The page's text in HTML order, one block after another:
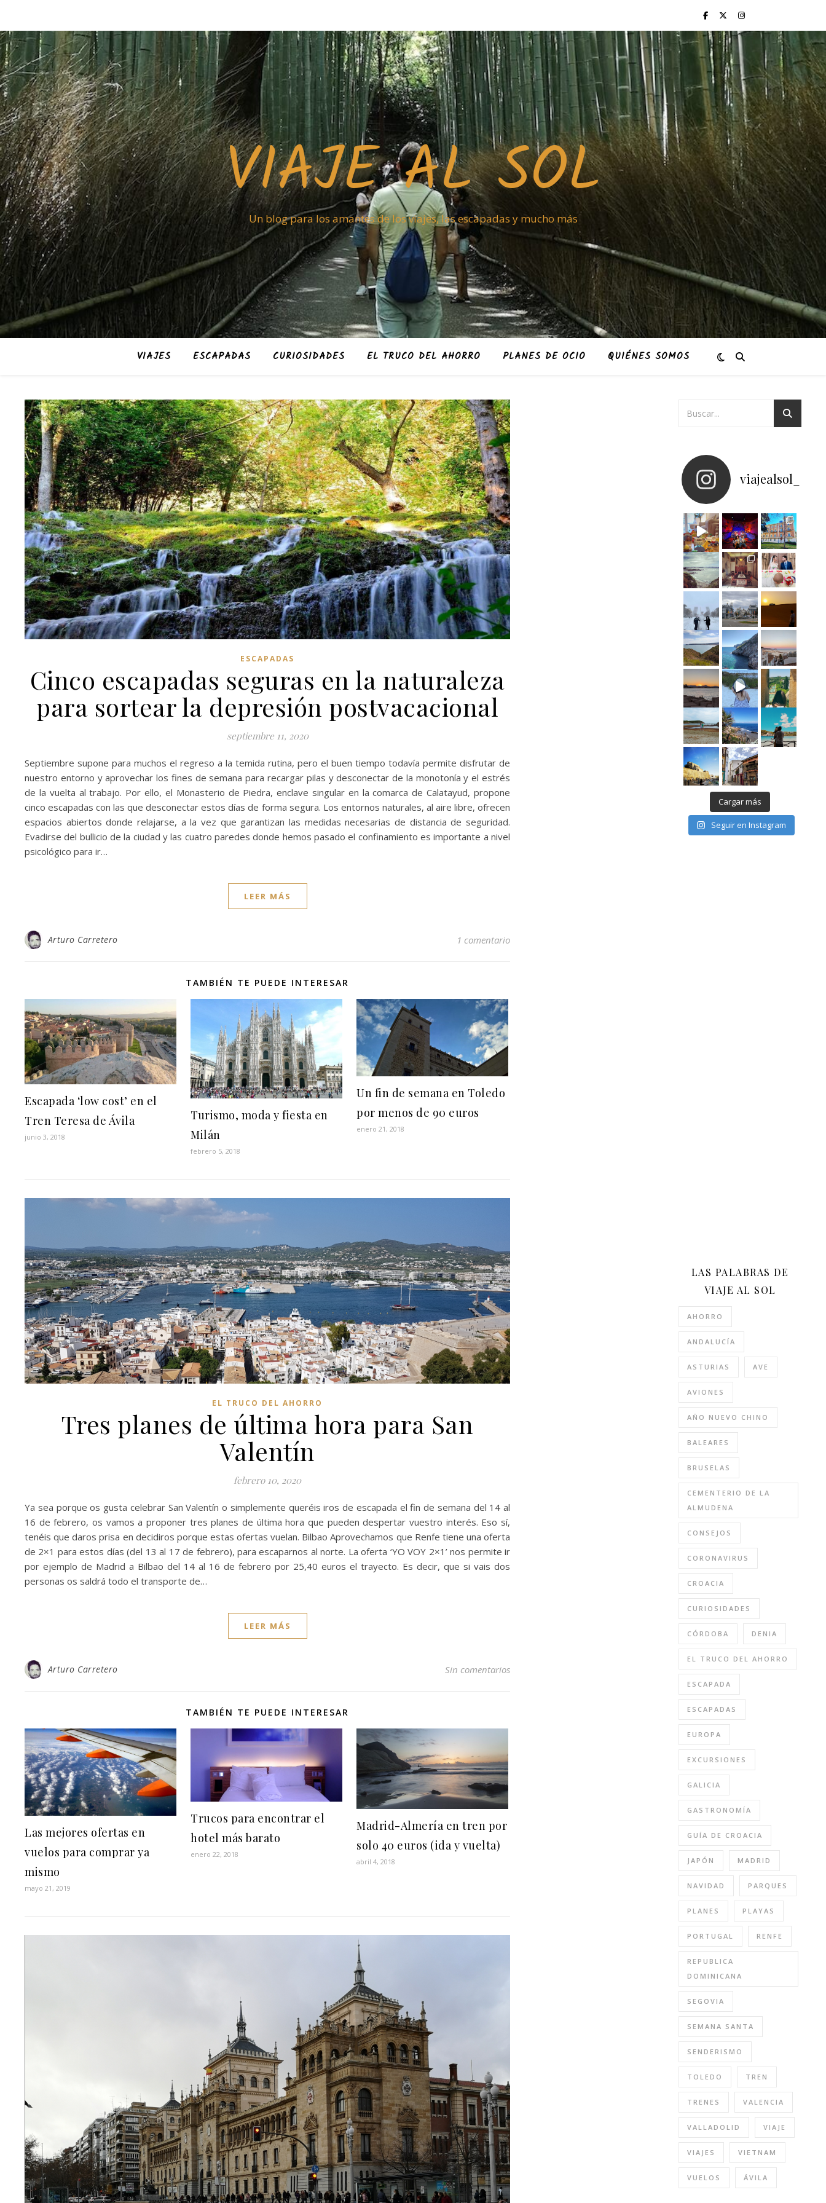
VIAJE AL SOL
Un blog para los amantes de los viajes, las escapadas y mucho más
VIAJES ESCAPADAS CURIOSIDADES EL TRUCO DEL AHORRO PLANES DE OCIO QUIÉNES SOMOS
ESCAPADAS
Cinco escapadas seguras en la naturaleza
para sortear la depresión postvacacional
septiembre 11, 2020
Septiembre supone para muchos el regreso a la temida rutina, pero el buen tiempo todavía permite disfrutar de
nuestro entorno y aprovechar los fines de semana para recargar pilas y desconectar de la monotonía y el estrés
de la vuelta al trabajo. Por ello, el Monasterio de Piedra, enclave singular en la comarca de Calatayud, propone
cinco escapadas con las que desconectar estos días de forma segura. Los entornos naturales, al aire libre, ofrecen
espacios abiertos donde relajarse, a la vez que garantizan las medidas necesarias de distancia de seguridad.
Evadirse del bullicio de la ciudad y las cuatro paredes donde hemos pasado el confinamiento es importante a nivel
psicológico para ir…
LEER MÁS
Arturo Carretero 1 comentario
TAMBIÉN TE PUEDE INTERESAR
Escapada ‘low cost’ en el
Tren Teresa de Ávila
junio 3, 2018
Turismo, moda y fiesta en
Milán
febrero 5, 2018
Un fin de semana en Toledo
por menos de 90 euros
enero 21, 2018
EL TRUCO DEL AHORRO
Tres planes de última hora para San
Valentín
febrero 10, 2020
Ya sea porque os gusta celebrar San Valentín o simplemente queréis iros de escapada el fin de semana del 14 al
16 de febrero, os vamos a proponer tres planes de última hora que pueden despertar vuestro interés. Eso sí,
tenéis que daros prisa en decidiros porque estas ofertas vuelan. Bilbao Aprovechamos que Renfe tiene una oferta
de 2×1 para estos días (del 13 al 17 de febrero), para escaparnos al norte. La oferta ‘YO VOY 2×1’ nos permite ir
por ejemplo de Madrid a Bilbao del 14 al 16 de febrero por 25,40 euros el trayecto. Es decir, que si vais dos
personas os saldrá todo el transporte de…
LEER MÁS
Arturo Carretero Sin comentarios
TAMBIÉN TE PUEDE INTERESAR
Las mejores ofertas en
vuelos para comprar ya
mismo
mayo 21, 2019
Trucos para encontrar el
hotel más barato
enero 22, 2018
Madrid-Almería en tren por
solo 40 euros (ida y vuelta)
abril 4, 2018
viajealsol_
Cargar más
Seguir en Instagram
LAS PALABRAS DE
VIAJE AL SOL
AHORRO
ANDALUCÍA
ASTURIAS AVE
AVIONES
AÑO NUEVO CHINO
BALEARES
BRUSELAS
CEMENTERIO DE LA
ALMUDENA
CONSEJOS
CORONAVIRUS
CROACIA
CURIOSIDADES
CÓRDOBA DENIA
EL TRUCO DEL AHORRO
ESCAPADA
ESCAPADAS
EUROPA
EXCURSIONES
GALICIA
GASTRONOMÍA
GUÍA DE CROACIA
JAPÓN MADRID
NAVIDAD PARQUES
PLANES PLAYAS
PORTUGAL RENFE
REPUBLICA
DOMINICANA
SEGOVIA
SEMANA SANTA
SENDERISMO
TOLEDO TREN
TRENES VALENCIA
VALLADOLID VIAJE
VIAJES VIETNAM
VUELOS ÁVILA